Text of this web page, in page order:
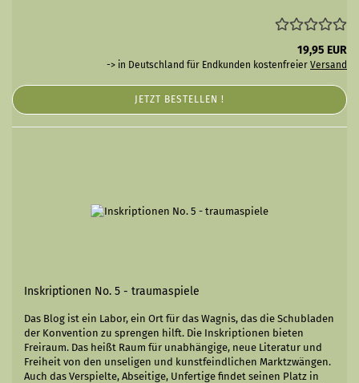
19,95 EUR
-> in Deutschland für Endkunden kostenfreier Versand
JETZT BESTELLEN !
Inskriptionen No. 5 - traumaspiele
Das Blog ist ein Labor, ein Ort für das Wagnis, das die Schubladen
der Konvention zu sprengen hilft. Die Inskriptionen bieten
Freiraum. Das heißt Raum für unabhängige, neue Literatur und
Freiheit von den unseligen und kunstfeindlichen Marktzwängen.
Auch das Verspielte, Abseitige, Unfertige findet seinen Platz in